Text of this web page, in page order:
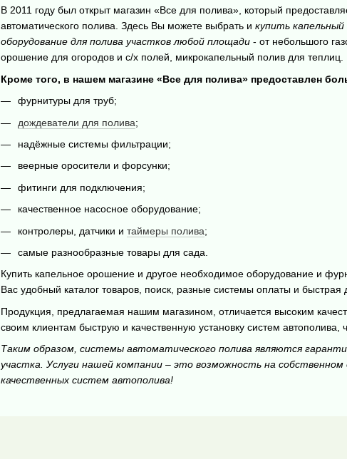
В 2011 году был открыт магазин «Все для полива», который
автоматического полива. Здесь Вы можете выбрать и купить капельный
оборудование для полива участков любой площади- от небольшого
орошение для огородов и с/х полей, микрокапельный полив для теплиц.
Кроме того, в нашем магазине «Все для полива» предоставлен
фурнитуры для труб;
дождеватели для полива;
надёжные системы фильтрации;
веерные оросители и форсунки;
фитинги для подключения;
качественное насосное оборудование;
контролеры, датчики и таймеры полива;
самые разнообразные товары для сада.
Купить капельное орошение и другое необходимое оборудование и
Вас удобный каталог товаров, поиск, разные системы оплаты и быстрая
Продукция, предлагаемая нашим магазином, отличается высоким
своим клиентам быструю и качественную установку систем автополива,
Таким образом, системы автоматического полива являются
участка. Услуги нашей компании – это возможность на
качественных систем автополива!